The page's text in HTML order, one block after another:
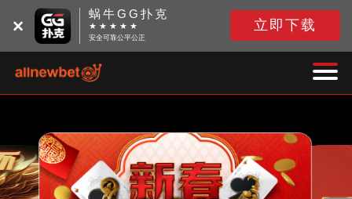
蜗牛GG扑克
★ ★ ★ ★ ★
安全可靠公平公正
立即下载